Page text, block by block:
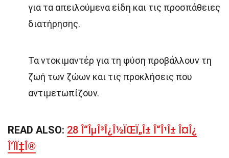
για τα απειλούμενα είδη και τις προσπάθειες
διατήρησης.
Τα ντοκιμαντέρ για τη φύση προβάλλουν τη
ζωή των ζώων και τις προκλήσεις που
αντιμετωπίζουν.
READ ALSO: 28 Î“ÎµÎ³Î¿Î½ÏŒÏ„Î± Î“Î¹Î± Î¤Î¿
Î‘ÏÏ‡Î®